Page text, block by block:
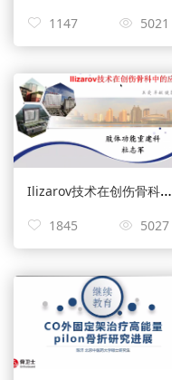
1147 5021
Ilizarov技术在创伤骨科中的应用——杜志军
1845 5027